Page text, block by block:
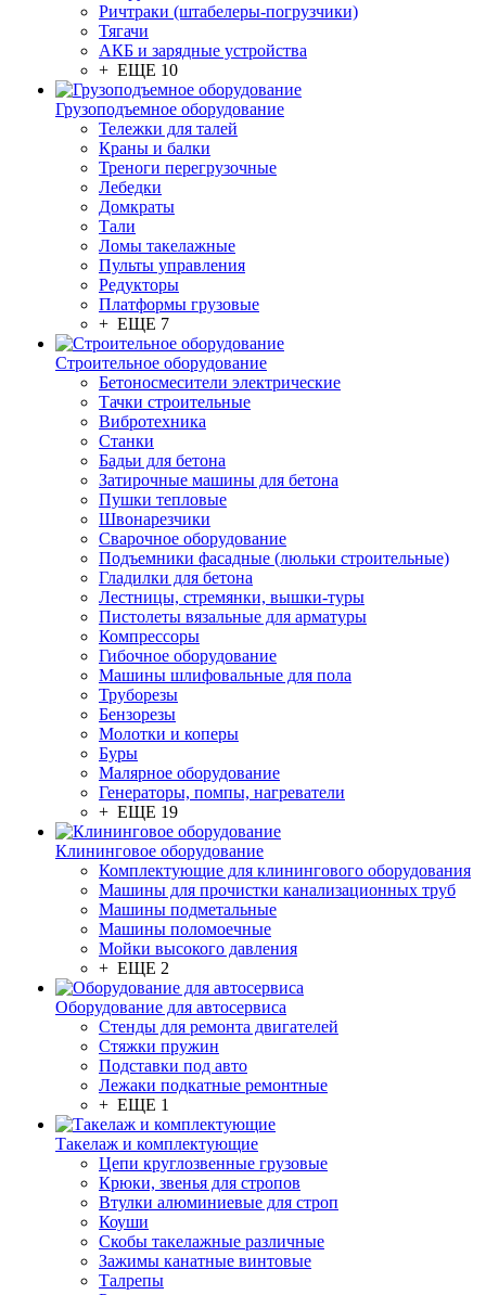
Ричтраки (штабелеры-погрузчики)
Тягачи
АКБ и зарядные устройства
+ ЕЩЕ 10
Грузоподъемное оборудование
Тележки для талей
Краны и балки
Треноги перегрузочные
Лебедки
Домкраты
Тали
Ломы такелажные
Пульты управления
Редукторы
Платформы грузовые
+ ЕЩЕ 7
Строительное оборудование
Бетоносмесители электрические
Тачки строительные
Вибротехника
Станки
Бадьи для бетона
Затирочные машины для бетона
Пушки тепловые
Швонарезчики
Сварочное оборудование
Подъемники фасадные (люльки строительные)
Гладилки для бетона
Лестницы, стремянки, вышки-туры
Пистолеты вязальные для арматуры
Компрессоры
Гибочное оборудование
Машины шлифовальные для пола
Труборезы
Бензорезы
Молотки и коперы
Буры
Малярное оборудование
Генераторы, помпы, нагреватели
+ ЕЩЕ 19
Клининговое оборудование
Комплектующие для клинингового оборудования
Машины для прочистки канализационных труб
Машины подметальные
Машины поломоечные
Мойки высокого давления
+ ЕЩЕ 2
Оборудование для автосервиса
Стенды для ремонта двигателей
Стяжки пружин
Подставки под авто
Лежаки подкатные ремонтные
+ ЕЩЕ 1
Такелаж и комплектующие
Цепи круглозвенные грузовые
Крюки, звенья для стропов
Втулки алюминиевые для строп
Коуши
Скобы такелажные различные
Зажимы канатные винтовые
Талрепы